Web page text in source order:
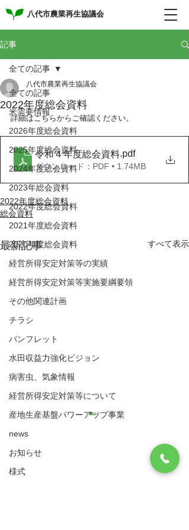
八代市農業再生協議会
記事
全ての記事
米需要情報
2026年度総会資料
2025年度総会資料
2024年度総会資料
2023年総会資料
2022年度総会資料
2021年度総会資料
2020年度総会資料
経営所得安定対策等の実績
経営所得安定対策等実施要綱要領
その他関連計画
チラシ
パンフレット
水田収益力強化ビジョン
病害虫、気象情報
経営所得安定対策等について
産地生産基盤パワーアップ事業
news
お知らせ
様式
全ての記事
2022年度総会資料
八代市農業再生協議会
詳細はこちらからご確認ください。
令和４年度総会資料.pdf
ダウンロード：PDF • 1.74MB
2022年度総会資料
総会資料
最新記事 すべて表示
八代市農業再生協議会
住所：〒866-8601 八代市松江城町1-25 （八